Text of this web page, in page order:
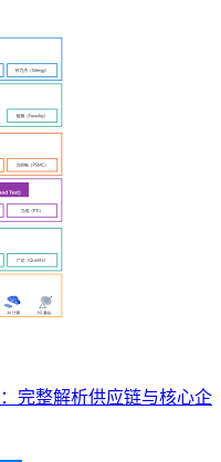
完整解析供应链与核心企